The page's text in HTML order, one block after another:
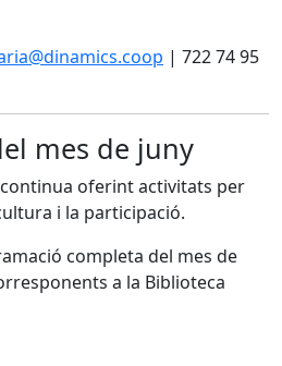
| 722 74 95
mes de juny
oferint activitats per
i la participació.
completa del mes de
a la Biblioteca